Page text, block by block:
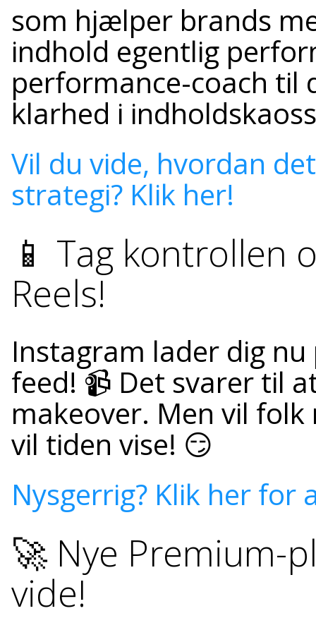
som hjælper brands
indhold egentlig
performance-coach til
klarhed i
Vil du vide, hvordan
strategi? Klik her!
📱 Tag kontrollen
Reels!
Instagram lader dig
feed! 📹 Det svarer til
makeover. Men vil
vil tiden vise! 😏
Nysgerrig? Klik her
🚀 Nye Premium-
vide!